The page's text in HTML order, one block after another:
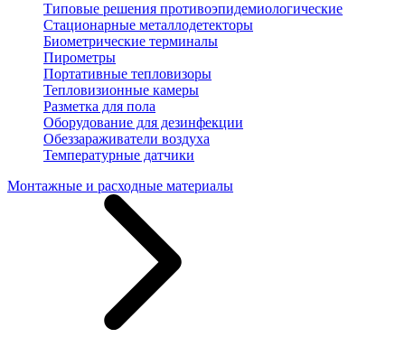
Типовые решения противоэпидемиологические
Стационарные металлодетекторы
Биометрические терминалы
Пирометры
Портативные тепловизоры
Тепловизионные камеры
Разметка для пола
Оборудование для дезинфекции
Обеззараживатели воздуха
Температурные датчики
Монтажные и расходные материалы